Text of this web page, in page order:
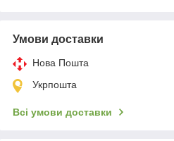
Умови доставки
Нова Пошта
Укрпошта
Всі умови доставки